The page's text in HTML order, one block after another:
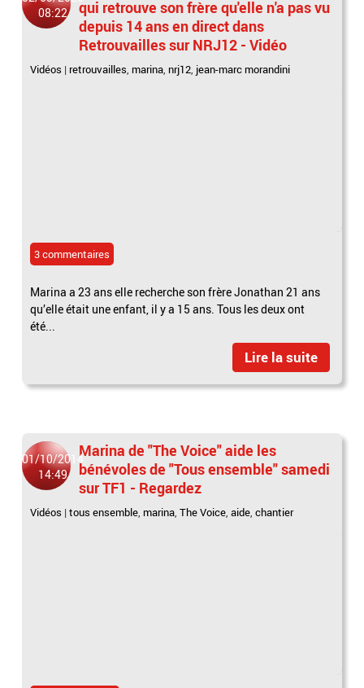
08:22
qui retrouve son frère qu'elle n'a pas vu
depuis 14 ans en direct dans
Retrouvailles sur NRJ12 - Vidéo
Vidéos | retrouvailles, marina, nrj12, jean-marc morandini
3 commentaires
Marina a 23 ans elle recherche son frère Jonathan 21 ans
qu’elle était une enfant, il y a 15 ans. Tous les deux ont
été...
Lire la suite
01/10/2014
14:49
Marina de "The Voice" aide les
bénévoles de "Tous ensemble" samedi
sur TF1 - Regardez
Vidéos |tous ensemble, marina,The Voice,aide,chantier